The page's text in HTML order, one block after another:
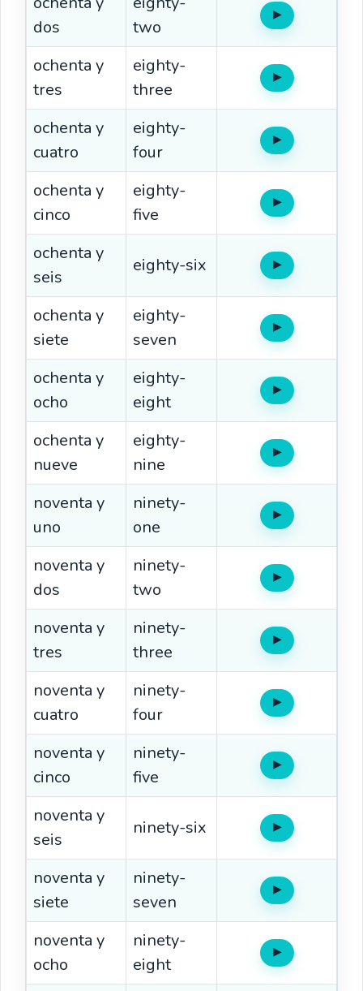
dos
two
▶Oír
ochenta y
tres
eighty-
three
▶Oír
ochenta y
cuatro
eighty-
four
▶Oír
ochenta y
cinco
eighty-
five
▶Oír
ochenta y
seis
eighty-six ▶Oír
ochenta y
siete
eighty-
seven
▶Oír
ochenta y
ocho
eighty-
eight
▶Oír
ochenta y
nueve
eighty-
nine
▶Oír
noventa y
uno
ninety-
one
▶Oír
noventa y
dos
ninety-
two
▶Oír
noventa y
tres
ninety-
three
▶Oír
noventa y
cuatro
ninety-
four
▶Oír
noventa y
cinco
ninety-
five
▶Oír
noventa y
seis
ninety-six ▶Oír
noventa y
siete
ninety-
seven
▶Oír
noventa y
ocho
ninety-
eight
▶Oír